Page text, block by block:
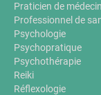
Praticien de
Professionnel de
Psychologie
Psychopratique
Psychothérapie
Reiki
Réflexologie